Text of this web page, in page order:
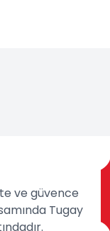
ve güvence
Tugay